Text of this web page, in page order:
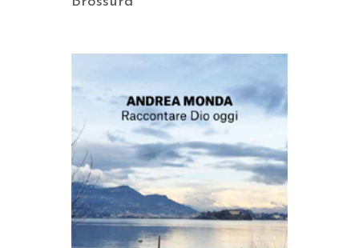
AGGIUNGI AL CARRELLO